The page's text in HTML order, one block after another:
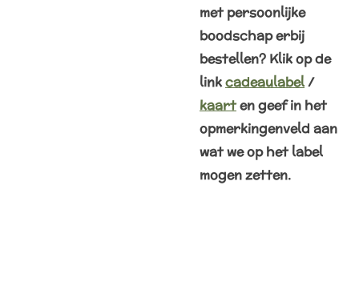
met persoonlijke
boodschap erbij
bestellen? Klik op de
linkcadeaulabel/
kaarten geef in het
opmerkingenveld aan
wat we op het label
mogen zetten.